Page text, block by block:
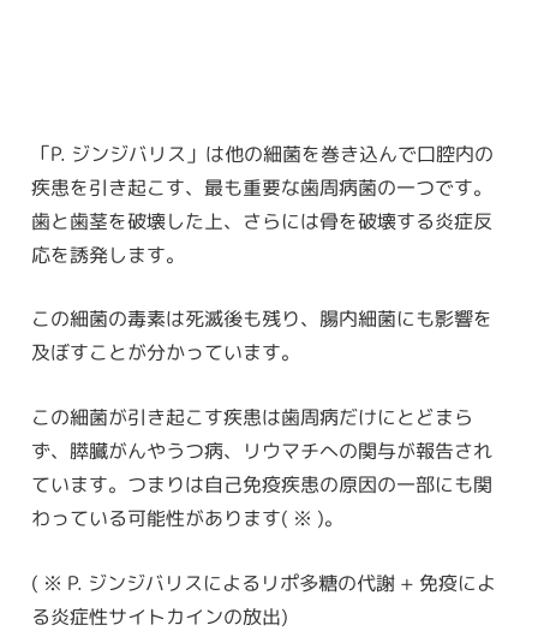
「P. ジンジバリス」は他の細菌を巻き込んで口腔内の
疾患を引き起こす、最も重要な歯周病菌の一つです。
歯と歯茎を破壊した上、さらには骨を破壊する炎症反
応を誘発します。
この細菌の毒素は死滅後も残り、腸内細菌にも影響を
及ぼすことが分かっています。
この細菌が引き起こす疾患は歯周病だけにとどまら
ず、膵臓がんやうつ病、リウマチへの関与が報告され
ています。つまりは自己免疫疾患の原因の一部にも関
わっている可能性があります( ※ )。
( ※ P. ジンジバリスによるリポ多糖の代謝 + 免疫によ
る炎症性サイトカインの放出)